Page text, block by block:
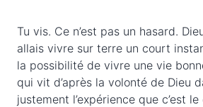
Tu vis. Ce n’est pas un hasard.
allais vivre sur terre un court
la possibilité de vivre une vie
qui vit d’après la volonté de Dieu
justement l’expérience que c’est le